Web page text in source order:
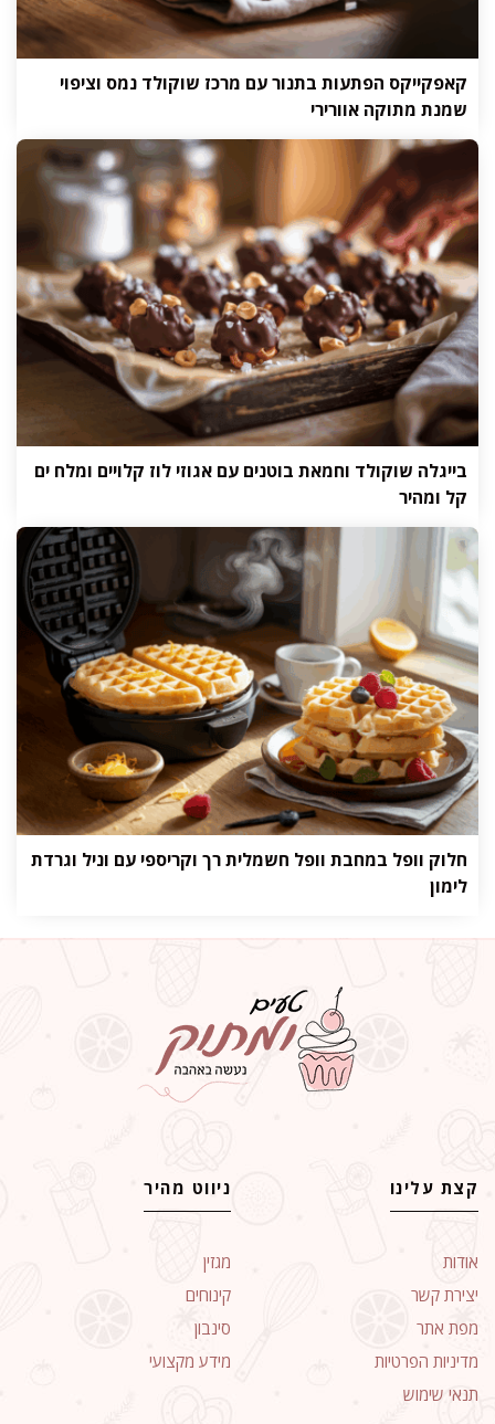
קאפקייקס הפתעות בתנור עם מרכז שוקולד נמס וציפוי
שמנת מתוקה אוורירי
בייגלה שוקולד וחמאת בוטנים עם אגוזי לוז קלויים ומלח ים
קל ומהיר
חלוק וופל במחבת וופל חשמלית רך וקריספי עם וניל וגרדת
לימון
קצת עלינו
אודות
יצירת קשר
מפת אתר
מדיניות הפרטיות
תנאי שימוש
ניווט מהיר
מגזין
קינוחים
סינבון
מידע מקצועי